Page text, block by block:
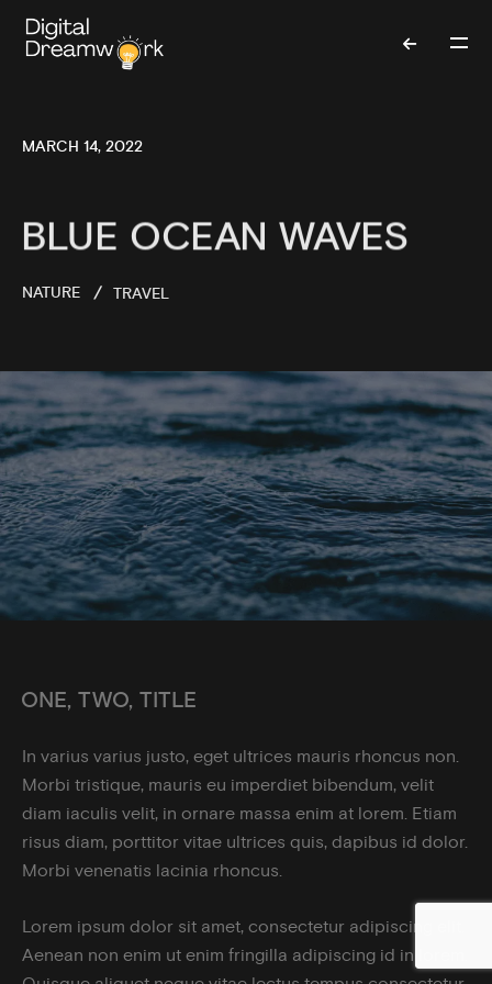
MARCH 14, 2022
BLUE OCEAN WAVES
NATURE TRAVEL
ONE, TWO, TITLE
In varius varius justo, eget ultrices mauris rhoncus non.
Morbi tristique, mauris eu imperdiet bibendum, velit
diam iaculis velit, in ornare massa enim at lorem. Etiam
risus diam, porttitor vitae ultrices quis, dapibus id dolor.
Morbi venenatis lacinia rhoncus.
Lorem ipsum dolor sit amet, consectetur adipiscing elit.
Aenean non enim ut enim fringilla adipiscing id in lorem.